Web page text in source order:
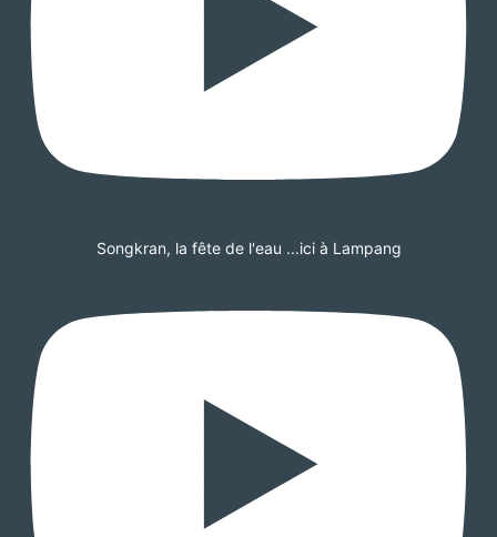
Songkran, la fête de l'eau ...ici à Lampang